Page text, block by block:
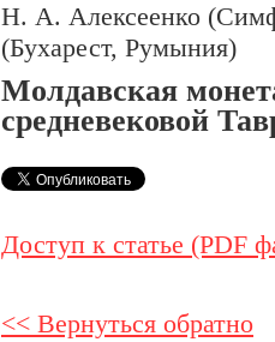
Н. А. Алексеенко
(Бухарест, Румыния)
Молдавская
средневековой
Доступ к статье (PDF
<< Вернуться обратно